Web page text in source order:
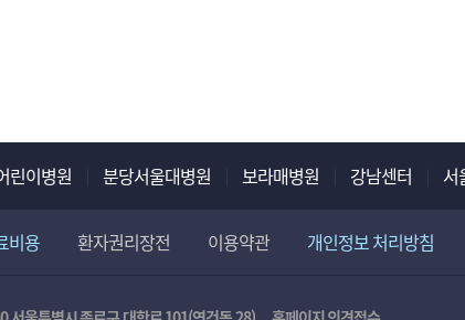
린이병원 분당서울대병원 보라매병원 강남센터 서
비용 환자권리장전 이용약관 개인정보 처리방침